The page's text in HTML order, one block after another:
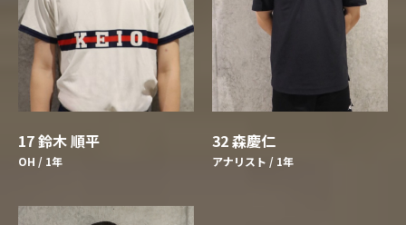
17 鈴木 順平
OH / 1年
32 森慶仁
アナリスト / 1年